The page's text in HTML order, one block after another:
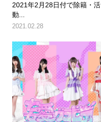
2021年2月28日付で除籍・活
動...
2021.02.28